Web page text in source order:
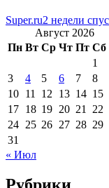
Super.ru2 недели
Август 2026
Пн Вт Ср Чт Пт Сб
1
3
4 5 6 7 8
10 11 12 13 14 15
17 18 19 20 21 22
24 25 26 27 28 29
31
« Июл
Рубрики